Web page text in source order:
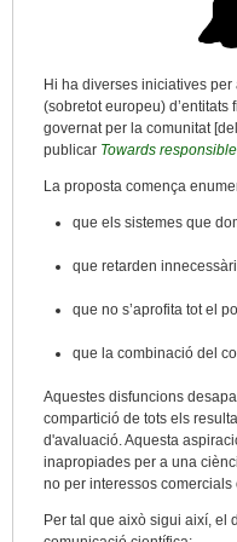
Hi ha diverses iniciatives
(sobretot europeu)
governat per la comunitat
publicar Towards
La proposta comença
que els sistemes que
que retarden
que no s’aprofita tot el
que la combinació del
Aquestes disfuncions
compartició de tots els
d'avaluació. Aquesta
inapropiades per a una
no per interessos comercials
Per tal que això sigui així, el